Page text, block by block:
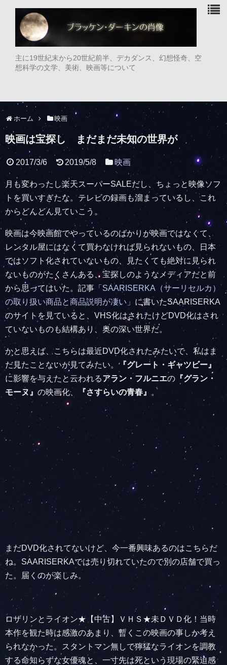
主に19世紀末から20世紀前半、デカダンス、幻想怪奇、空
想科学の文学、美術、映画等について
ホーム 映画
映画は宝探し まだまだ未知の世界が
2017/3/6 2019/5/8 映画
月も変わったし楽天スーパーSALEだし、ちょっと映像ソフ
トを買いすぎたな。テレビの録画も溜まっているし、これ
からどんどん見ていこう。
映画は今映画館でやっているのばかりが映画ではなくて、
レンタル屋にはなくて買わなければ見られないもの、日本
ではソフト化されていないもの、見たくても絶対に見られ
ないものがたくさんある、宝探しのようなメディアだと前
から思ってはいた。記事 「SAARISERKA（サーリセルカ）
の取り扱い商品と商品説明が凄い」 に書いたSAARISERKA
のサイトを見ていると、VHS化はされたけどDVD化はされ
ていないものも結構あり、奥の深い世界だ。
かと思えば、こちらは最近DVD化されたみたいで、私はま
だ見たことないが見てみたい。 『グレート・ギャツビー』
に影響を与えたと云われるアラン・フルニエの 『グラン・
モーヌ』 の映画化、 『さすらいの青春』 。
まだDVD化されてないけど、今一番興味あるのはこちらだ
ね。SAARISERKAでは売り切れていたので別の店舗で買っ
た。届くのが楽しみ。
ロザリンとライオン★【中古】ＶＨＳ★未ＤＶＤ化！当時
本作を観た時は感激のあまり、暫くこの映画の事しか考え
られなかった。スタントマン無しで獰猛なライオンを調教
する命知らずな女優魂と、一寸先は死という現場の緊迫感